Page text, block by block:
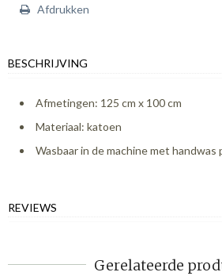
Afdrukken
BESCHRIJVING
Afmetingen: 125 cm x 100 cm
Materiaal: katoen
Wasbaar in de machine met handwas
REVIEWS
Gerelateerde